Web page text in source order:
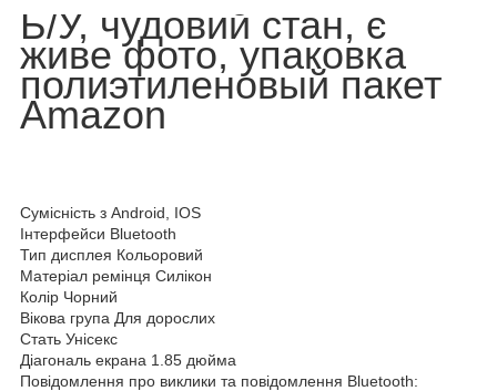
Б/У, чудовий стан, є
живе фото,упаковка
полиэтиленовый пакет
Amazon
Сумісність з Android, IOS
Інтерфейси Bluetooth
Тип дисплея Кольоровий
Матеріал ремінця Силікон
Колір Чорний
Вікова група Для дорослих
Стать Унісекс
Діагональ екрана 1.85 дюйма
Повідомлення про виклики та повідомлення Bluetooth: